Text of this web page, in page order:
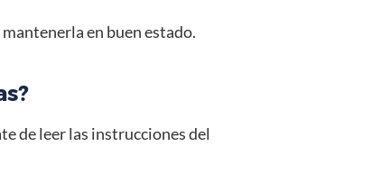
en buen estado.
de leer las instrucciones del